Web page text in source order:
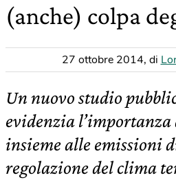
(anche) colpa
27 ottobre 2014, di
Un nuovo studio
evidenzia l’importanza
insieme alle emissioni
regolazione del clima